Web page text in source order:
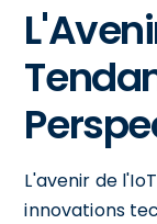
L'avenir de
innovations